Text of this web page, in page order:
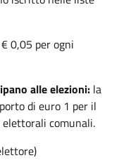
0,05 per ogni
alle elezioni: la
di euro 1 per il
comunali.